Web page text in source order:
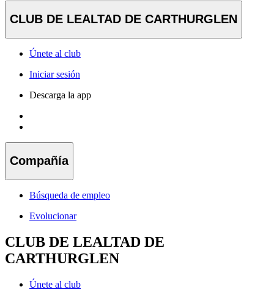
CLUB DE LEALTAD DE CARTHURGLEN
Únete al club
Iniciar sesión
Descarga la app
Compañía
Búsqueda de empleo
Evolucionar
CLUB DE LEALTAD DE
CARTHURGLEN
Únete al club